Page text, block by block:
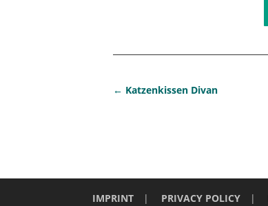
← Katzenkissen Divan
IMPRINT | PRIVACY POLICY |